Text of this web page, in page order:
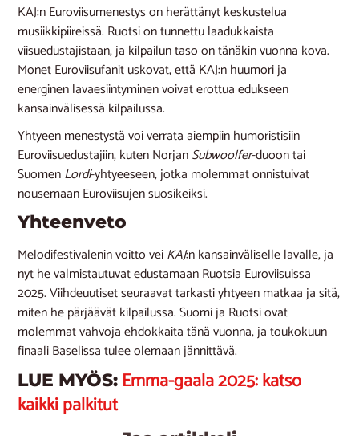
KAJ:n Euroviisumenestys on herättänyt keskustelua
musiikkipiireissä. Ruotsi on tunnettu laadukkaista
viisuedustajistaan, ja kilpailun taso on tänäkin vuonna kova.
Monet Euroviisufanit uskovat, että KAJ:n huumori ja
energinen lavaesiintyminen voivat erottua edukseen
kansainvälisessä kilpailussa.
Yhtyeen menestystä voi verrata aiempiin humoristisiin
Euroviisuedustajiin, kuten NorjanSubwoolfer-duoon tai
SuomenLordi-yhtyeeseen, jotka molemmat onnistuivat
nousemaan Euroviisujen suosikeiksi.
Yhteenveto
Melodifestivalenin voitto veiKAJ:n kansainväliselle lavalle, ja
nyt he valmistautuvat edustamaan Ruotsia Euroviisuissa
2025. Viihdeuutiset seuraavat tarkasti yhtyeen matkaa ja sitä,
miten he pärjäävät kilpailussa. Suomi ja Ruotsi ovat
molemmat vahvoja ehdokkaita tänä vuonna, ja toukokuun
finaali Baselissa tulee olemaan jännittävä.
LUE MYÖS: Emma-gaala 2025: katso
kaikki palkitut